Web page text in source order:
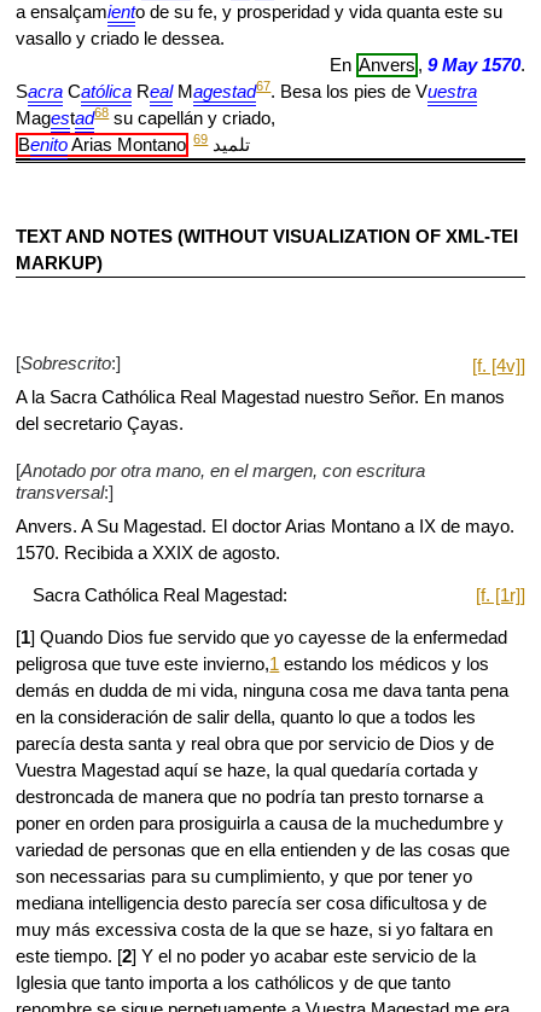
a ensalçamiento de su fe, y prosperidad y vida quanta este su
vasallo y criado le dessea.
En Anvers , 9 May 1570.
Sacra Católica RealMagestad67. Besa los pies de Vuestra
Magestad68su capellán y criado,
BenitoArias Montano تلميد69
TEXT AND NOTES (WITHOUT VISUALIZATION OF XML-TEI
MARKUP)
[f. [4v]]
[Sobrescrito:]
A la Sacra Cathólica Real Magestad nuestro Señor. En manos
del secretario Çayas.
[Anotado por otra mano, en el margen, con escritura
transversal:]
Anvers. A Su Magestad. El doctor Arias Montano a IX de mayo.
1570. Recibida a XXIX de agosto.
[f. [1r]]
Sacra Cathólica Real Magestad:
[1] Quando Dios fue servido que yo cayesse de la enfermedad
peligrosa que tuve este invierno,1 estando los médicos y los
demás en dudda de mi vida, ninguna cosa me dava tanta pena
en la consideración de salir della, quanto lo que a todos les
parecía desta santa y real obra que por servicio de Dios y de
Vuestra Magestad aquí se haze, la qual quedaría cortada y
destroncada de manera que no podría tan presto tornarse a
poner en orden para prosiguirla a causa de la muchedumbre y
variedad de personas que en ella entienden y de las cosas que
son necessarias para su cumplimiento, y que por tener yo
mediana intelligencia desto parecía ser cosa dificultosa y de
muy más excessiva costa de la que se haze, si yo faltara en
este tiempo. [2] Y el no poder yo acabar este servicio de la
Iglesia que tanto importa a los cathólicos y de que tanto